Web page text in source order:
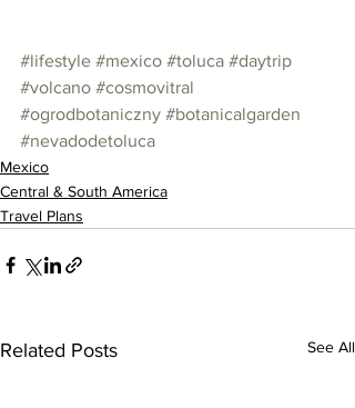
#lifestyle #mexico #toluca #daytrip
#volcano #cosmovitral
#ogrodbotaniczny #botanicalgarden
#nevadodetoluca
Mexico
Central & South America
Travel Plans
Related Posts See All